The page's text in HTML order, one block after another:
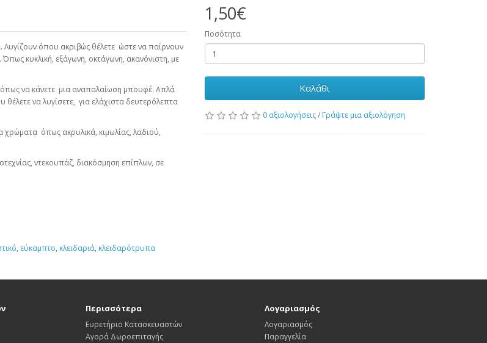
Λυγίζουν όπου ακριβώς θέλετε ώστε να παίρνουν
κυκλική, εξάγωνη, οκτάγωνη, ακανόνιστη, με
να κάνετε μια αναπαλαίωση μπουφέ. Απλά
θέλετε να λυγίσετε, για ελάχιστα δευτερόλεπτα
χρώματα όπως ακρυλικά, κιμωλίας, λαδιού,
ντεκουπάζ, διακόσμηση επίπλων, σε
1,50€
Ποσότητα
Καλάθι
0 αξιολογήσεις/ Γράψτε μια αξιολόγηση
, εύκαμπτο, κλειδαριά, κλειδαρότρυπα
Περισσότερα
Ευρετήριο Κατασκευαστών
Αγορά Δωροεπιταγής
Λογαριασμός
Λογαριασμός
Παραγγελία